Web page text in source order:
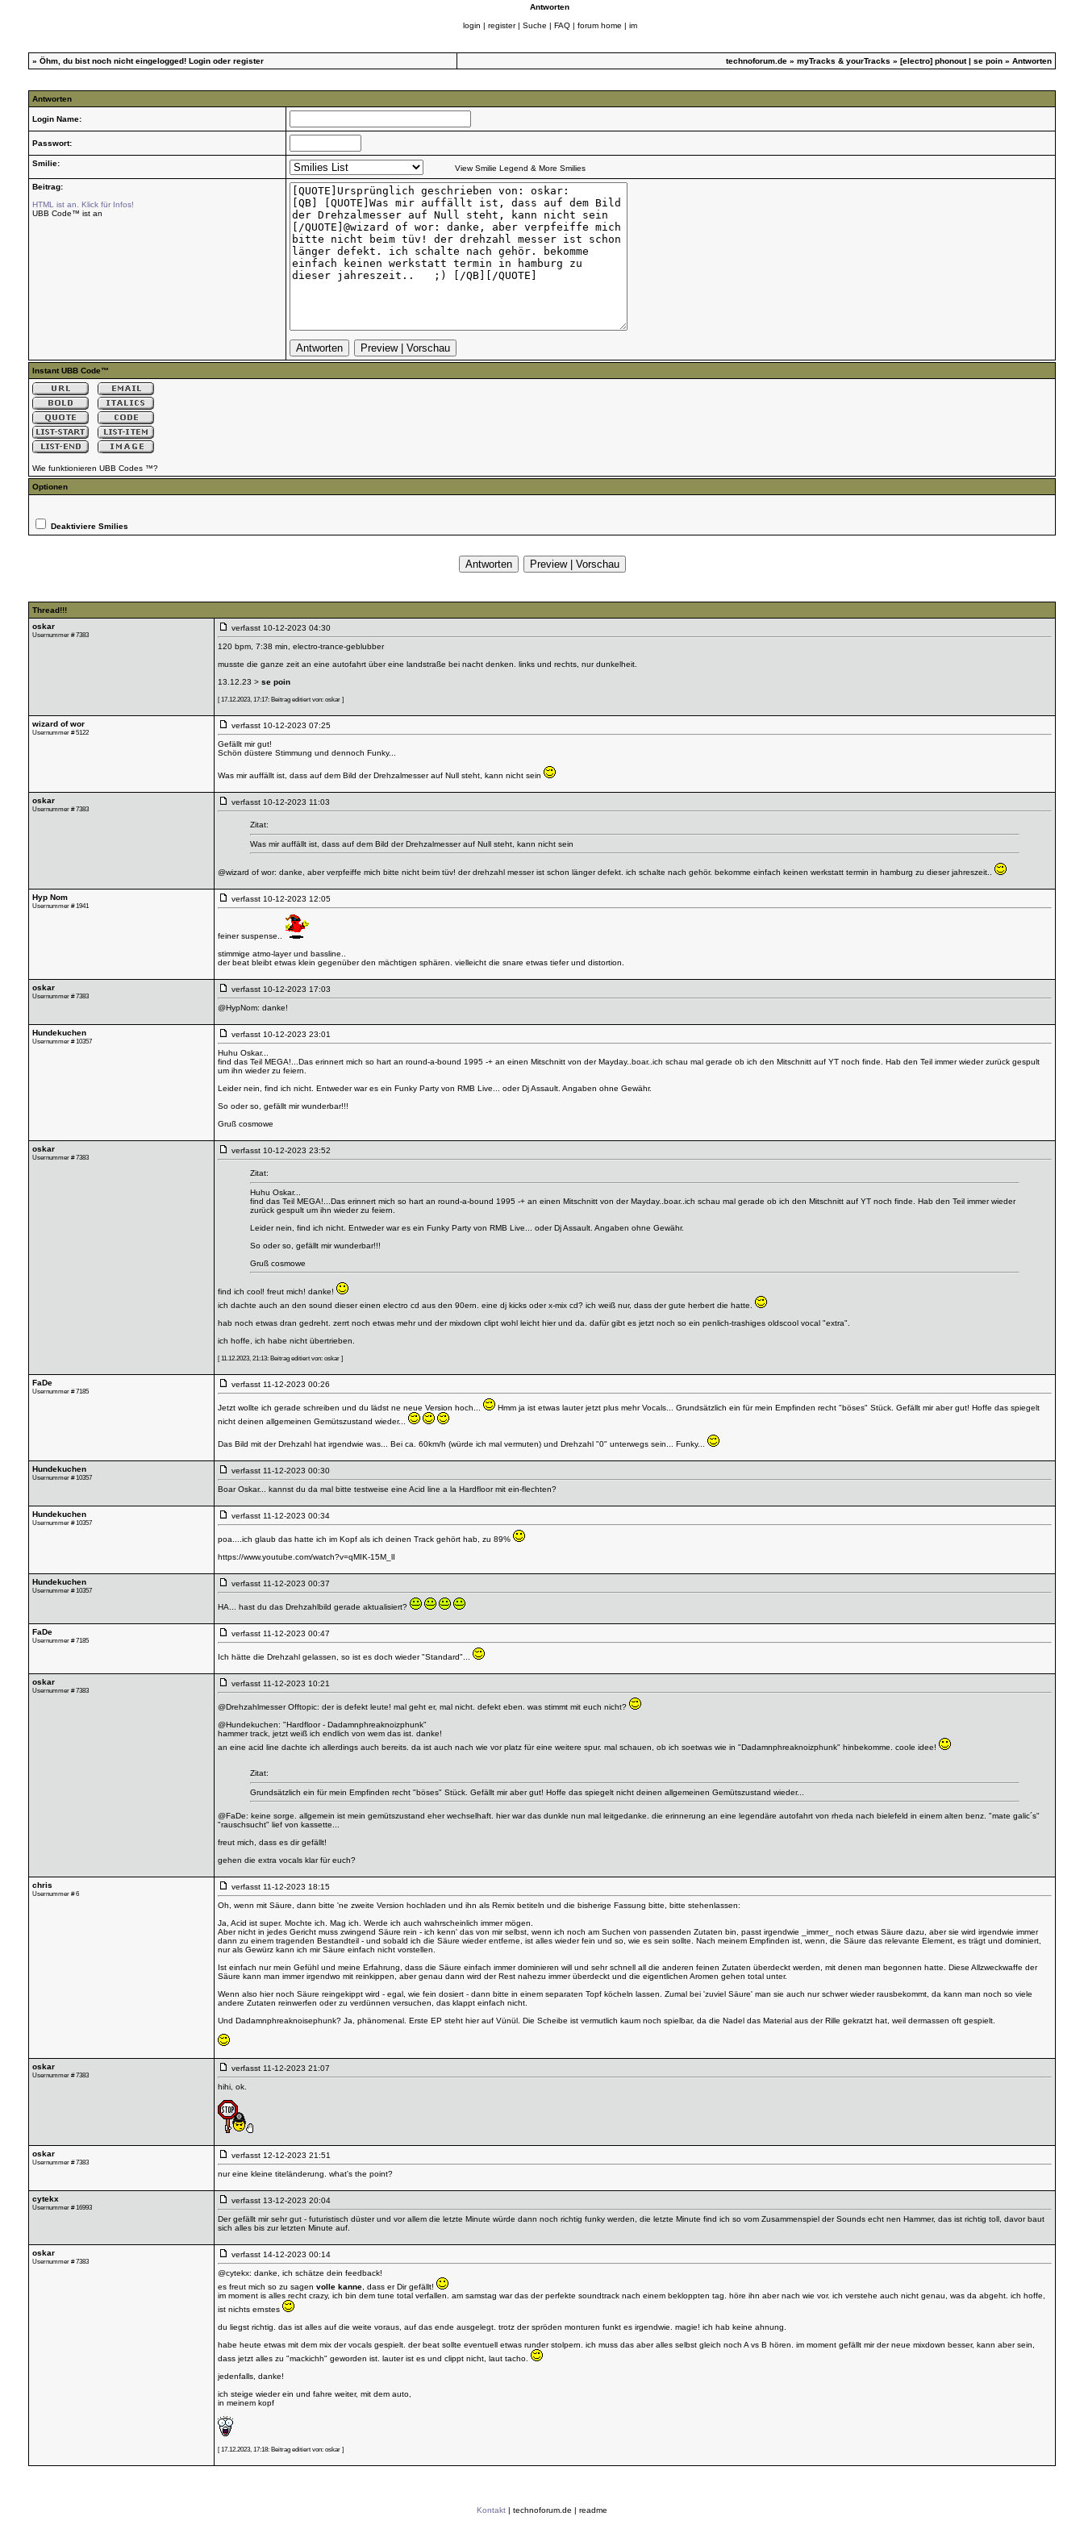
Antworten
login | register | Suche | FAQ| forum home | im
» Öhm, du bist noch nicht eingelogged! Login oder register technoforum.de » myTracks & yourTracks » [electro] phonout | se poin » Antworten
Antworten
Login Name:
Passwort:
Smilie:
View Smilie Legend & More Smilies
Beitrag:
HTML ist an. Klick für Infos!
UBB Code™ ist an
Instant UBB Code™
Wie funktionieren UBB Codes ™?
Optionen
Deaktiviere Smilies
Thread!!!
oskar
Usernummer # 7383
verfasst 10-12-2023 04:30
120 bpm, 7:38 min, electro-trance-geblubber
musste die ganze zeit an eine autofahrt über eine landstraße bei nacht denken. links und rechts, nur dunkelheit.
13.12.23 > se poin
[ 17.12.2023, 17:17: Beitrag editiert von: oskar ]
wizard of wor
Usernummer # 5122
verfasst 10-12-2023 07:25
Gefällt mir gut!
Schön düstere Stimmung und dennoch Funky...
Was mir auffällt ist, dass auf dem Bild der Drehzalmesser auf Null steht, kann nicht sein
oskar
Usernummer # 7383
verfasst 10-12-2023 11:03
Zitat:
Was mir auffällt ist, dass auf dem Bild der Drehzalmesser auf Null steht, kann nicht sein
@wizard of wor: danke, aber verpfeiffe mich bitte nicht beim tüv! der drehzahl messer ist schon länger defekt. ich schalte nach gehör. bekomme einfach keinen werkstatt termin in hamburg zu dieser jahreszeit..
Hyp Nom
Usernummer # 1941
verfasst 10-12-2023 12:05
feiner suspense..
stimmige atmo-layer und bassline..
der beat bleibt etwas klein gegenüber den mächtigen sphären. vielleicht die snare etwas tiefer und distortion.
oskar
Usernummer # 7383
verfasst 10-12-2023 17:03
@HypNom: danke!
Hundekuchen
Usernummer # 10357
verfasst 10-12-2023 23:01
Huhu Oskar...
find das Teil MEGA!...Das erinnert mich so hart an round-a-bound 1995 -+ an einen Mitschnitt von der Mayday..boar..ich schau mal gerade ob ich den Mitschnitt auf YT noch finde. Hab den Teil immer wieder zurück gespult
um ihn wieder zu feiern.
Leider nein, find ich nicht. Entweder war es ein Funky Party von RMB Live... oder Dj Assault. Angaben ohne Gewähr.
So oder so, gefällt mir wunderbar!!!
Gruß cosmowe
oskar
Usernummer # 7383
verfasst 10-12-2023 23:52
Zitat:
Huhu Oskar...
find das Teil MEGA!...Das erinnert mich so hart an round-a-bound 1995 -+ an einen Mitschnitt von der Mayday..boar..ich schau mal gerade ob ich den Mitschnitt auf YT noch finde. Hab den Teil immer wieder
zurück gespult um ihn wieder zu feiern.
Leider nein, find ich nicht. Entweder war es ein Funky Party von RMB Live... oder Dj Assault. Angaben ohne Gewähr.
So oder so, gefällt mir wunderbar!!!
Gruß cosmowe
find ich cool! freut mich! danke!
ich dachte auch an den sound dieser einen electro cd aus den 90ern. eine dj kicks oder x-mix cd? ich weiß nur, dass der gute herbert die hatte.
hab noch etwas dran gedreht. zerrt noch etwas mehr und der mixdown clipt wohl leicht hier und da. dafür gibt es jetzt noch so ein penlich-trashiges oldscool vocal "extra".
ich hoffe, ich habe nicht übertrieben.
[ 11.12.2023, 21:13: Beitrag editiert von: oskar ]
FaDe
Usernummer # 7185
verfasst 11-12-2023 00:26
Jetzt wollte ich gerade schreiben und du lädst ne neue Version hoch...
Hmm ja ist etwas lauter jetzt plus mehr Vocals... Grundsätzlich ein für mein Empfinden recht "böses" Stück. Gefällt mir aber gut! Hoffe das spiegelt
nicht deinen allgemeinen Gemütszustand wieder...
Das Bild mit der Drehzahl hat irgendwie was... Bei ca. 60km/h (würde ich mal vermuten) und Drehzahl "0" unterwegs sein... Funky...
Hundekuchen
Usernummer # 10357
verfasst 11-12-2023 00:30
Boar Oskar... kannst du da mal bitte testweise eine Acid line a la Hardfloor mit ein-flechten?
Hundekuchen
Usernummer # 10357
verfasst 11-12-2023 00:34
poa....ich glaub das hatte ich im Kopf als ich deinen Track gehört hab, zu 89%
https://www.youtube.com/watch?v=qMIK-15M_lI
Hundekuchen
Usernummer # 10357
verfasst 11-12-2023 00:37
HA... hast du das Drehzahlbild gerade aktualisiert?
FaDe
Usernummer # 7185
verfasst 11-12-2023 00:47
Ich hätte die Drehzahl gelassen, so ist es doch wieder "Standard"...
oskar
Usernummer # 7383
verfasst 11-12-2023 10:21
@Drehzahlmesser Offtopic: der is defekt leute! mal geht er, mal nicht. defekt eben. was stimmt mit euch nicht?
@Hundekuchen: "Hardfloor - Dadamnphreaknoizphunk"
hammer track, jetzt weiß ich endlich von wem das ist. danke!
an eine acid line dachte ich allerdings auch bereits. da ist auch nach wie vor platz für eine weitere spur. mal schauen, ob ich soetwas wie in "Dadamnphreaknoizphunk" hinbekomme. coole idee!
Zitat:
Grundsätzlich ein für mein Empfinden recht "böses" Stück. Gefällt mir aber gut! Hoffe das spiegelt nicht deinen allgemeinen Gemütszustand wieder...
@FaDe: keine sorge. allgemein ist mein gemütszustand eher wechselhaft. hier war das dunkle nun mal leitgedanke. die erinnerung an eine legendäre autofahrt von rheda nach bielefeld in einem alten benz. "mate galic´s"
"rauschsucht" lief von kassette...
freut mich, dass es dir gefällt!
gehen die extra vocals klar für euch?
chris
Usernummer # 6
verfasst 11-12-2023 18:15
Oh, wenn mit Säure, dann bitte 'ne zweite Version hochladen und ihn als Remix betiteln und die bisherige Fassung bitte, bitte stehenlassen:
Ja, Acid ist super. Mochte ich. Mag ich. Werde ich auch wahrscheinlich immer mögen.
Aber nicht in jedes Gericht muss zwingend Säure rein - ich kenn' das von mir selbst, wenn ich noch am Suchen von passenden Zutaten bin, passt irgendwie _immer_ noch etwas Säure dazu, aber sie wird irgendwie immer
dann zu einem tragenden Bestandteil - und sobald ich die Säure wieder entferne, ist alles wieder fein und so, wie es sein sollte. Nach meinem Empfinden ist, wenn, die Säure das relevante Element, es trägt und dominiert,
nur als Gewürz kann ich mir Säure einfach nicht vorstellen.
Ist einfach nur mein Gefühl und meine Erfahrung, dass die Säure einfach immer dominieren will und sehr schnell all die anderen feinen Zutaten überdeckt werden, mit denen man begonnen hatte. Diese Allzweckwaffe der
Säure kann man immer irgendwo mit reinkippen, aber genau dann wird der Rest nahezu immer überdeckt und die eigentlichen Aromen gehen total unter.
Wenn also hier noch Säure reingekippt wird - egal, wie fein dosiert - dann bitte in einem separaten Topf köcheln lassen. Zumal bei 'zuviel Säure' man sie auch nur schwer wieder rausbekommt, da kann man noch so viele
andere Zutaten reinwerfen oder zu verdünnen versuchen, das klappt einfach nicht.
Und Dadamnphreaknoisephunk? Ja, phänomenal. Erste EP steht hier auf Vünül. Die Scheibe ist vermutlich kaum noch spielbar, da die Nadel das Material aus der Rille gekratzt hat, weil dermassen oft gespielt.
oskar
Usernummer # 7383
verfasst 11-12-2023 21:07
hihi, ok.
oskar
Usernummer # 7383
verfasst 12-12-2023 21:51
nur eine kleine titeländerung. what's the point?
cytekx
Usernummer # 16993
verfasst 13-12-2023 20:04
Der gefällt mir sehr gut - futuristisch düster und vor allem die letzte Minute würde dann noch richtig funky werden, die letzte Minute find ich so vom Zusammenspiel der Sounds echt nen Hammer, das ist richtig toll, davor baut
sich alles bis zur letzten Minute auf.
oskar
Usernummer # 7383
verfasst 14-12-2023 00:14
@cytekx: danke, ich schätze dein feedback!
es freut mich so zu sagen volle kanne , dass er Dir gefällt!
im moment is alles recht crazy, ich bin dem tune total verfallen. am samstag war das der perfekte soundtrack nach einem bekloppten tag. höre ihn aber nach wie vor. ich verstehe auch nicht genau, was da abgeht. ich hoffe,
ist nichts ernstes
du liegst richtig. das ist alles auf die weite voraus, auf das ende ausgelegt. trotz der spröden monturen funkt es irgendwie. magie! ich hab keine ahnung.
habe heute etwas mit dem mix der vocals gespielt. der beat sollte eventuell etwas runder stolpern. ich muss das aber alles selbst gleich noch A vs B hören. im moment gefällt mir der neue mixdown besser, kann aber sein,
dass jetzt alles zu "mackichh" geworden ist. lauter ist es und clippt nicht, laut tacho.
jedenfalls, danke!
ich steige wieder ein und fahre weiter, mit dem auto,
in meinem kopf
[ 17.12.2023, 17:18: Beitrag editiert von: oskar ]
Kontakt | technoforum.de | readme